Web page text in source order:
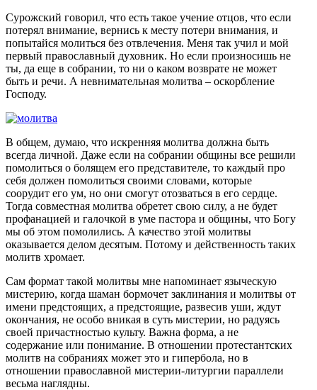
Сурожский говорил, что есть такое учение отцов, что если
потерял внимание, вернись к месту потери внимания, и
попытайся молиться без отвлечения. Меня так учил и мой
первый православный духовник. Но если произносишь не
ты, да еще в собрании, то ни о каком возврате не может
быть и речи. А невнимательная молитва – оскорбление
Господу.
В общем, думаю, что искренняя молитва должна быть
всегда личной. Даже если на собрании общины все решили
помолиться о болящем его представителе, то каждый про
себя должен помолиться своими словами, которые
соорудит его ум, но они смогут отозваться в его сердце.
Тогда совместная молитва обретет свою силу, а не будет
профанацией и галочкой в уме пастора и общины, что Богу
мы об этом помолились. А качество этой молитвы
оказывается делом десятым. Потому и действенность таких
молитв хромает.
Сам формат такой молитвы мне напоминает языческую
мистерию, когда шаман бормочет заклинания и молитвы от
имени предстоящих, а предстоящие, развесив уши, ждут
окончания, не особо вникая в суть мистерии, но радуясь
своей причастностью культу. Важна форма, а не
содержание или понимание. В отношении протестантских
молитв на собраниях может это и гипербола, но в
отношении православной мистерии-литургии параллели
весьма наглядны.